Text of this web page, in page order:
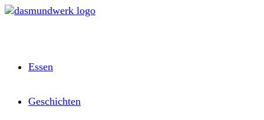
Zum
Essen
Geschichten